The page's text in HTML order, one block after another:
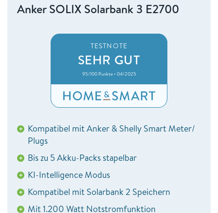
Anker SOLIX Solarbank 3 E2700
TESTNOTE
SEHR GUT
95/100 Punkte • 04/2025
+ Kompatibel mit Anker & Shelly Smart Meter/
Plugs
+ Bis zu 5 Akku-Packs stapelbar
+ KI-Intelligence Modus
+ Kompatibel mit Solarbank 2 Speichern
+ Mit 1.200 Watt Notstromfunktion